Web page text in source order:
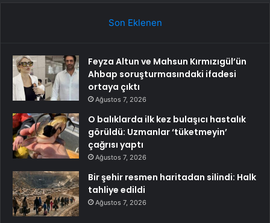
Son Eklenen
Feyza Altun ve Mahsun Kırmızıgül’ün
Ahbap soruşturmasındaki ifadesi
ortaya çıktı
Ağustos 7, 2026
O balıklarda ilk kez bulaşıcı hastalık
görüldü: Uzmanlar ‘tüketmeyin’
çağrısı yaptı
Ağustos 7, 2026
Bir şehir resmen haritadan silindi: Halk
tahliye edildi
Ağustos 7, 2026